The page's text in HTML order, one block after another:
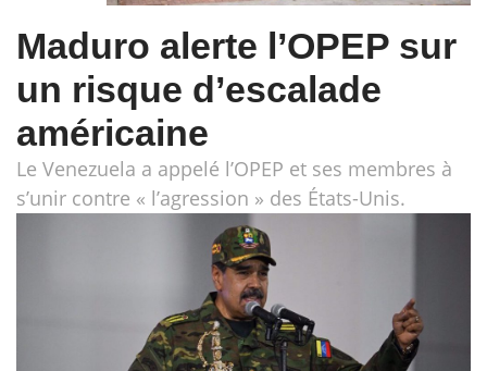
Maduro alerte l’OPEP sur
un risque d’escalade
américaine
Le Venezuela a appelé l’OPEP et ses membres à
s’unir contre « l’agression » des États-Unis.